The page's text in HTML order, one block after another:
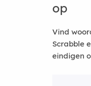
op
Vind
Scrabble
eindigen